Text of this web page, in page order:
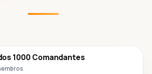
1000 Comandantes